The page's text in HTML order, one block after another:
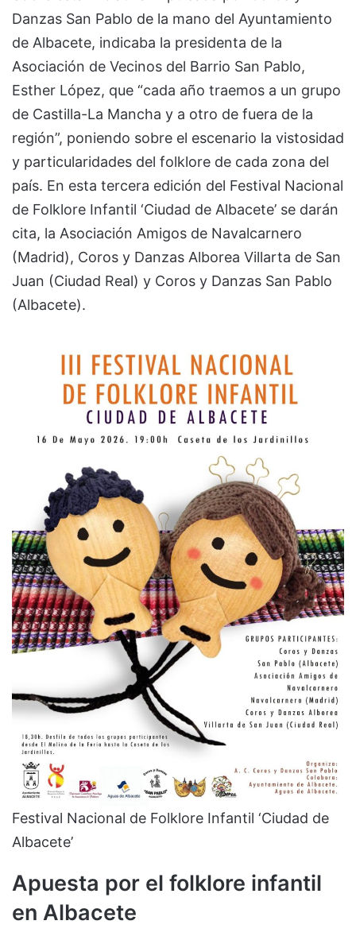
Danzas San Pablo de la mano del Ayuntamiento
de Albacete, indicaba la presidenta de la
Asociación de Vecinos del Barrio San Pablo,
Esther López, que “cada año traemos a un grupo
de Castilla-La Mancha y a otro de fuera de la
región”, poniendo sobre el escenario la vistosidad
y particularidades del folklore de cada zona del
país. En esta tercera edición del Festival Nacional
de Folklore Infantil ‘Ciudad de Albacete’ se darán
cita, la Asociación Amigos de Navalcarnero
(Madrid), Coros y Danzas Alborea Villarta de San
Juan (Ciudad Real) y Coros y Danzas San Pablo
(Albacete).
Festival Nacional de Folklore Infantil ‘Ciudad de
Albacete’
Apuesta por el folklore infantil
en Albacete